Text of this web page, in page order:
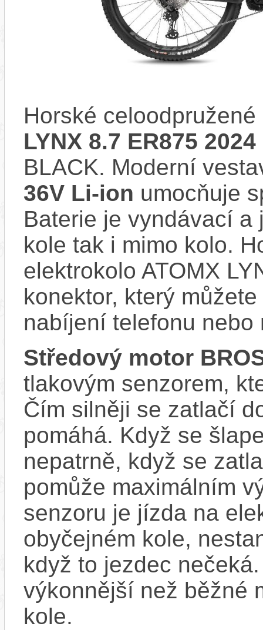
Horské
LYNX 8.7 ER875 2024
BLACK. Moderní
36V Li-ion umocňuje
Baterie je vyndávací
kole tak i mimo kolo.
elektrokolo ATOMX
konektor, který
nabíjení telefonu
Středový motor
tlakovým senzorem,
Čím silněji se zatlačí
pomáhá. Když se
nepatrně, když se
pomůže maximálním
senzoru je jízda na
obyčejném kole,
když to jezdec
výkonnější než běžné
kole.